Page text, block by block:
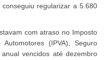
regularizar a 5.680
com atraso no Imposto
(IPVA), Seguro
vencidos até dezembro